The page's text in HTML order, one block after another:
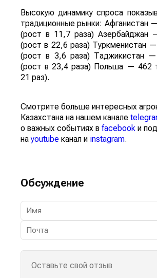
Высокую динамику спроса
традиционные рынки: Афганистан
(рост в 11,7 раза)
(рост в 22,6 раза) Туркменистан
(рост в 3,6 раза) Таджикистан
(рост в 23,4 раза) Польша — 462
21 раз).
Смотрите больше интересных
Казахстана на нашем канале
о важных событиях в facebook и
наyoutube канал и instagram.
Обсуждение